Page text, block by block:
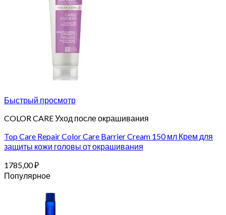
Быстрый просмотр
COLOR CARE Уход после окрашивания
Top Care Repair Color Care Barrier Cream 150 мл Крем для
защиты кожи головы от окрашивания
1785,00₽
Популярное